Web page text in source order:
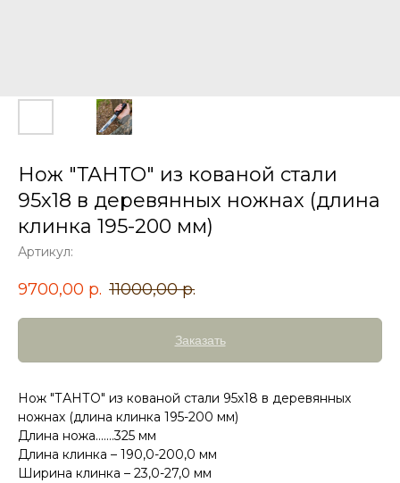
Нож "ТАНТО" из кованой стали
95х18 в деревянных ножнах (длина
клинка 195-200 мм)
Артикул:
9700,00 р. 11000,00 р.
Заказать
Нож "ТАНТО" из кованой стали 95х18 в деревянных
ножнах (длина клинка 195-200 мм)
Длина ножа.......325 мм
Длина клинка – 190,0-200,0 мм
Ширина клинка – 23,0-27,0 мм